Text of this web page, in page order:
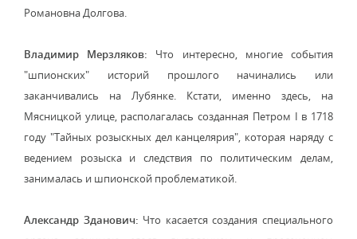
Романовна Долгова.
Владимир Мерзляков: Что интересно, многие события
"шпионских" историй прошлого начинались или
заканчивались на Лубянке. Кстати, именно здесь, на
Мясницкой улице, располагалась созданная Петром I в 1718
году "Тайных розыскных дел канцелярия", которая наряду с
ведением розыска и следствия по политическим делам,
занималась и шпионской проблематикой.
Александр Зданович: Что касается создания специального